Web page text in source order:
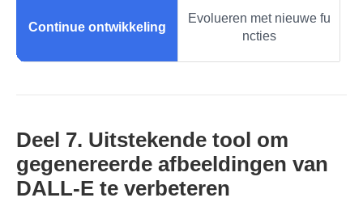
Continue ontwikkeling
Evolueren met nieuwe fu
ncties
Deel 7. Uitstekende tool om
gegenereerde afbeeldingen van
DALL-E te verbeteren